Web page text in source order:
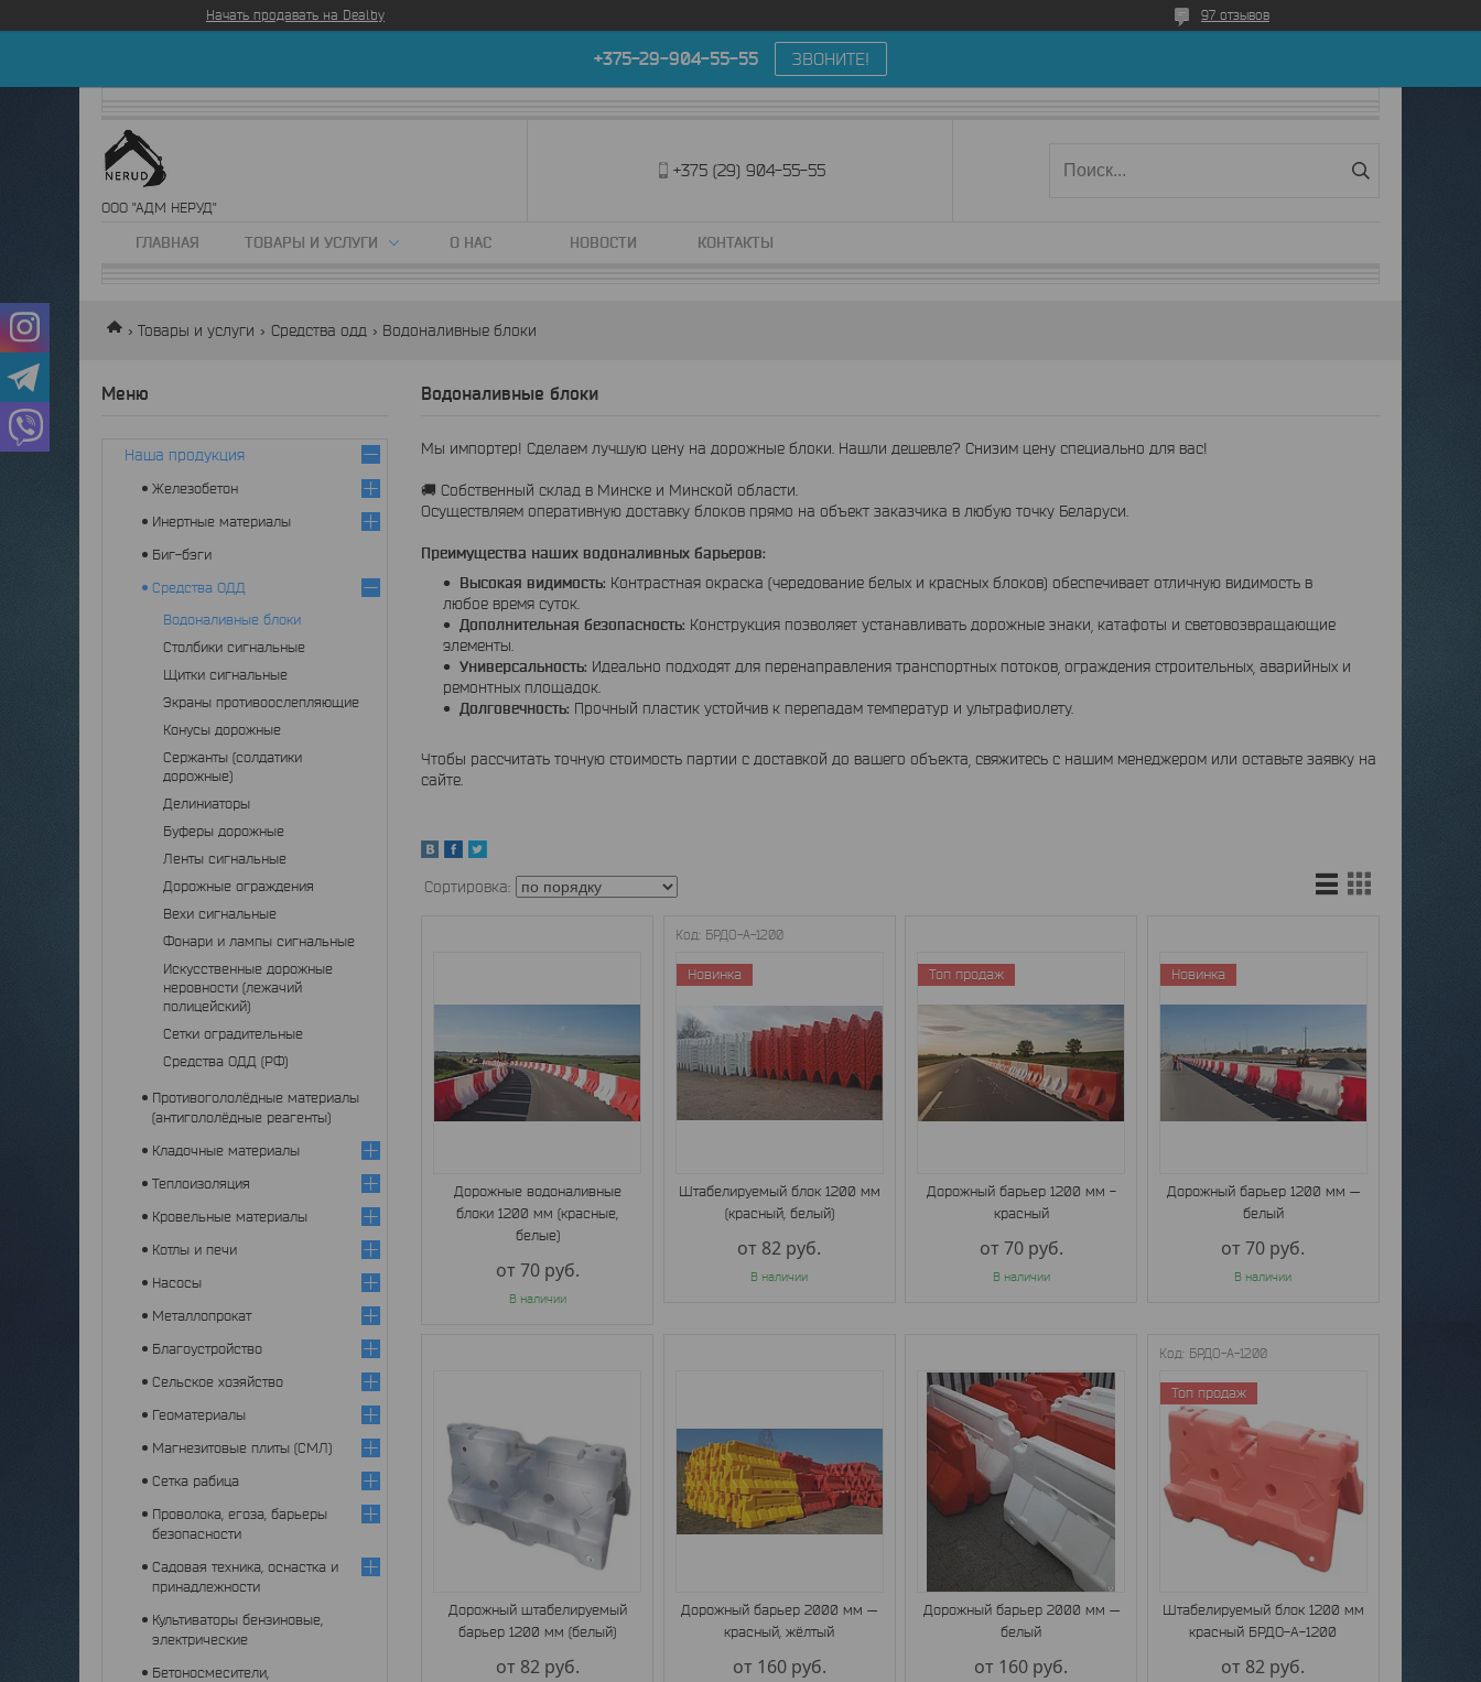
Начать продавать на Deal.by 97 отзывов
+375-29-904-55-55 ЗВОНИТЕ!
ООО "АДМ НЕРУД"
+375 (29) 904-55-55
ГЛАВНАЯ ТОВАРЫ И УСЛУГИ О НАС НОВОСТИ КОНТАКТЫ
Товары и услуги Средства одд Водоналивные блоки
Водоналивные блоки
Мы импортер! Сделаем лучшую цену на дорожные блоки. Нашли дешевле? Снизим цену специально для вас!
🚚 Собственный склад в Минске и Минской области.
Осуществляем оперативную доставку блоков прямо на объект заказчика в любую точку Беларуси.
Преимущества наших водоналивных барьеров:
Высокая видимость: Контрастная окраска (чередование белых и красных блоков) обеспечивает отличную видимость в
любое время суток.
Дополнительная безопасность: Конструкция позволяет устанавливать дорожные знаки, катафоты и световозвращающие
элементы.
Универсальность: Идеально подходят для перенаправления транспортных потоков, ограждения строительных, аварийных и
ремонтных площадок.
Долговечность: Прочный пластик устойчив к перепадам температур и ультрафиолету.
Чтобы рассчитать точную стоимость партии с доставкой до вашего объекта, свяжитесь с нашим менеджером или оставьте заявку на
сайте.
Дорожные водоналивные
блоки 1200 мм (красные,
белые)
от 70 руб.
В наличии
БРДО-А-1200
Новинка
Штабелируемый блок 1200 мм
(красный, белый)
от 82 руб.
В наличии
Топ продаж
Дорожный барьер 1200 мм -
красный
от 70 руб.
В наличии
Новинка
Дорожный барьер 1200 мм —
белый
от 70 руб.
В наличии
Дорожный штабелируемый
барьер 1200 мм (белый)
от 82 руб.
Дорожный барьер 2000 мм —
красный, жёлтый
от 160 руб.
Дорожный барьер 2000 мм —
белый
от 160 руб.
БРДО-А-1200
Топ продаж
Штабелируемый блок 1200 мм
красный БРДО-А-1200
от 82 руб.
Наша продукция
Железобетон
Инертные материалы
Биг-бэги
Средства ОДД
Водоналивные блоки
Столбики сигнальные
Щитки сигнальные
Экраны противоослепляющие
Конусы дорожные
Сержанты (солдатики
дорожные)
Делиниаторы
Буферы дорожные
Ленты сигнальные
Дорожные ограждения
Вехи сигнальные
Фонари и лампы сигнальные
Искусственные дорожные
неровности (лежачий
полицейский)
Сетки оградительные
Средства ОДД (РФ)
Противогололёдные материалы
(антигололёдные реагенты)
Кладочные материалы
Теплоизоляция
Кровельные материалы
Котлы и печи
Насосы
Металлопрокат
Благоустройство
Сельское хозяйство
Геоматериалы
Магнезитовые плиты (СМЛ)
Сетка рабица
Проволока, егоза, барьеры
безопасности
Садовая техника, оснастка и
принадлежности
Культиваторы бензиновые,
электрические
Бетоносмесители,